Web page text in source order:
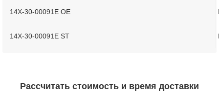
14X-30-00091E OE
14X-30-00091E ST
Рассчитать стоимость и время доставки